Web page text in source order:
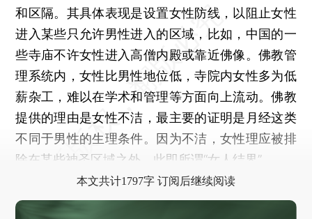
和区隔。其具体表现是设置女性防线，以阻止女性
进入某些只允许男性进入的区域，比如，中国的一
些寺庙不许女性进入高僧内殿或靠近佛像。佛教管
理系统内，女性比男性地位低，寺院内女性多为低
薪杂工，难以在学术和管理等方面向上流动。佛教
提供的理由是女性不洁，最主要的证明是月经这类
不同于男性的生理条件。因为不洁，女性理应被排
除在某些神圣区域之外，此即所谓“女人结界”。
本文共计1797字 订阅后继续阅读